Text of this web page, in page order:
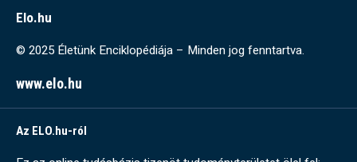
Elo.hu
© 2025 Életünk Enciklopédiája – Minden jog fenntartva.
www.elo.hu
Az ELO.hu-ról